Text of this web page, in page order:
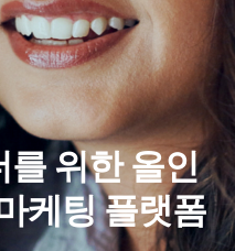
위한 올인
케팅 플랫폼